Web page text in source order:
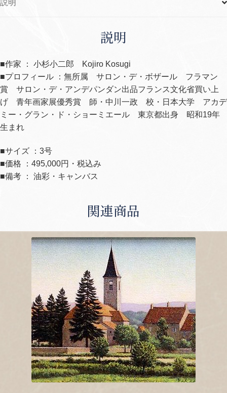
説明
説明
■作家 ： 小杉小二郎 Kojiro Kosugi
■プロフィール ：無所属 サロン・デ・ボザール フラマン
賞 サロン・デ・アンデパンダン出品フランス文化省買い上
げ 青年画家展優秀賞 師・中川一政 校・日本大学 アカデ
ミー・グラン・ド・ショーミエール 東京都出身 昭和19年
生まれ
■サイズ ：3号
■価格 ：495,000円・税込み
■備考 ： 油彩・キャンバス
関連商品